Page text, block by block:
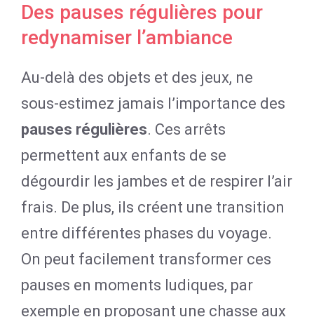
Des pauses régulières pour
redynamiser l’ambiance
Au-delà des objets et des jeux, ne
sous-estimez jamais l’importance des
pauses régulières. Ces arrêts
permettent aux enfants de se
dégourdir les jambes et de respirer l’air
frais. De plus, ils créent une transition
entre différentes phases du voyage.
On peut facilement transformer ces
pauses en moments ludiques, par
exemple en proposant une chasse aux